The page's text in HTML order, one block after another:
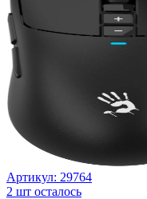
Артикул: 29764
2 шт осталось